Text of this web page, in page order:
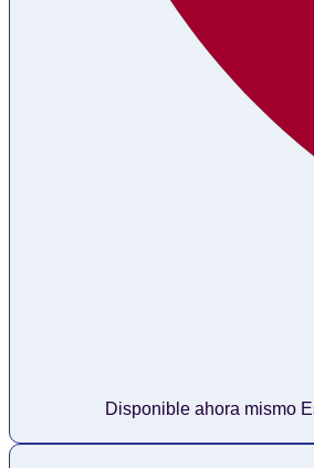
Disponible ahora mismo